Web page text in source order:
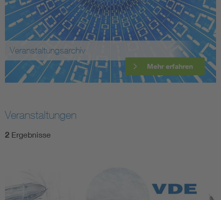
Veranstaltungsarchiv
Mehr erfahren
Veranstaltungen
2 Ergebnisse